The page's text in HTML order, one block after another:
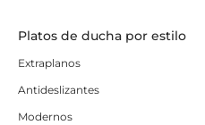
Platos de ducha por estilo
Extraplanos
Antideslizantes
Modernos